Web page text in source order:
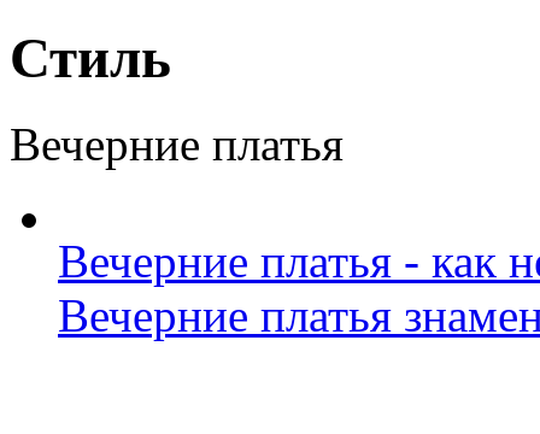
Стиль
Вечерние платья
Вечерние платья - как
Вечерние платья